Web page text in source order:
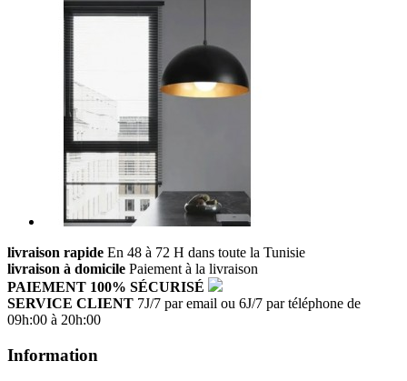
livraison rapide En 48 à 72 H dans toute la Tunisie
livraison à domicile Paiement à la livraison
PAIEMENT 100% SÉCURISÉ
SERVICE CLIENT 7J/7 par email ou 6J/7 par téléphone de
09h:00 à 20h:00
Information